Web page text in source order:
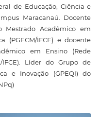
de Educação, Ciência e
Maracanaú. Docente
Mestrado Acadêmico em
(PGECM/IFCE) e docente
em Ensino (Rede
Líder do Grupo de
e Inovação (GPEQI) do